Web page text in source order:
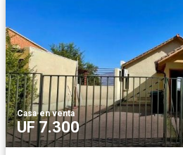
Casa·en venta
UF 7.300